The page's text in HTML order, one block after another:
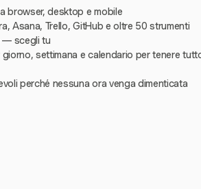
browser, desktop e mobile
Asana, Trello, GitHub e oltre 50 strumenti
— scegli tu
settimana e calendario per tenere
perché nessuna ora venga dimenticata